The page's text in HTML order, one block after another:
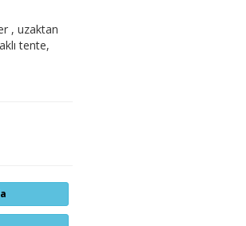
, uzaktan
tente,